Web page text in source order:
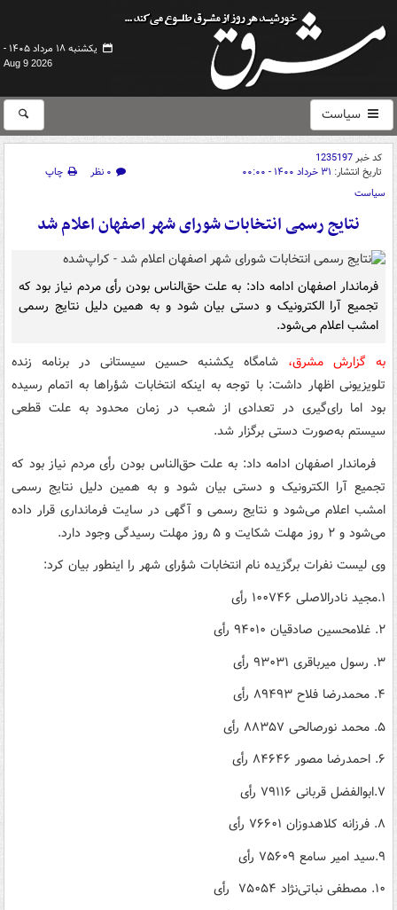
یکشنبه ۱۸ مرداد ۱۴۰۵ -
Aug 9 2026
سیاست
کد خبر1235197
تاریخ انتشار: ۳۱ خرداد ۱۴۰۰ - ۰۰:۰۰ ۰ نظر
چاپ
سیاست
نتایج رسمی انتخابات شورای شهر اصفهان اعلام شد
فرماندار اصفهان ادامه داد: به علت حق‌الناس بودن رأی مردم نیاز بود که
تجمیع آرا الکترونیک و دستی بیان شود و به همین دلیل نتایج رسمی
امشب اعلام می‌شود.
به گزارش مشرق، شامگاه یکشنبه حسین سیستانی در برنامه زنده
تلویزیونی اظهار داشت: با توجه به اینکه انتخابات شؤراها به اتمام رسیده
بود اما رای‌گیری در تعدادی از شعب در زمان محدود به علت قطعی
سیستم به‌صورت دستی برگزار شد.
فرماندار اصفهان ادامه داد: به علت حق‌الناس بودن رأی مردم نیاز بود که
تجمیع آرا الکترونیک و دستی بیان شود و به همین دلیل نتایج رسمی
امشب اعلام می‌شود و نتایج رسمی و آگهی در سایت فرمانداری قرار داده
می‌شود و ۲ روز مهلت شکایت و ۵ روز مهلت رسیدگی وجود دارد.
وی لیست نفرات برگزیده نام انتخابات شؤرای شهر را اینطور بیان کرد:
۱.مجید نادرالاصلی ۱۰۰۷۴۶ رأی
۲. غلامحسین صادقیان ۹۴۰۱۰ رأی
۳. رسول میرباقری ۹۳۰۳۱ رأی
۴. محمدرضا فلاح ۸۹۴۹۳ رأی
۵. محمد نورصالحی ۸۸۳۵۷ رأی
۶. احمدرضا مصور ۸۴۶۴۶ رأی
۷.ابوالفضل قربانی ۷۹۱۱۶ رأی
۸. فرزانه کلاهدوزان ۷۶۶۰۱ رأی
۹.سید امیر سامع ۷۵۶۰۹ رأی
۱۰. مصطفی نباتی‌نژاد ۷۵۰۵۴ رأی